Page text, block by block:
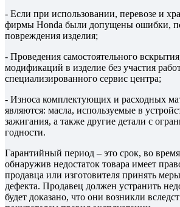
- Если при использовании, перевозе и
фирмы Honda были допущены ошибки,
повреждения изделия;
- Проведения самостоятельного
модификаций в изделие без участия
специализированного сервис центра;
- Износа комплектующих и расходных
являются: масла, используемые в
зажигания, а также другие детали с
годности.
Гарантийный период – это срок, во
обнаружив недостаток товара имеет
продавца или изготовителя принять
дефекта. Продавец должен устранить
будет доказано, что они возникли